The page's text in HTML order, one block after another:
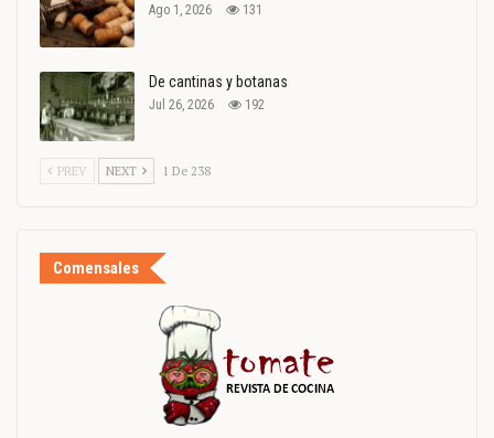
Ago 1, 2026 131
De cantinas y botanas
Jul 26, 2026 192
PREV NEXT 1 De 238
Comensales